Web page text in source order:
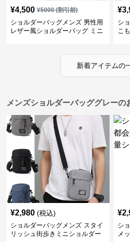
¥4,500 ¥5000(割引前)
ショルダーバッグメンズ 男性用
レザー風ショルダーバッグ ミニ
¥
シ
こ
新着アイテムの
メンズショルダーバッググレーの
¥2,980 (税込)
ショルダーバッグメンズ スタイ
リッシュ街歩きミニショルダー
¥
シ
メ